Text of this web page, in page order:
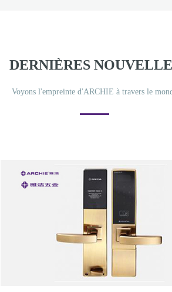
DERNIÈRES
Voyons l'empreinte d'ARCHIE à travers le